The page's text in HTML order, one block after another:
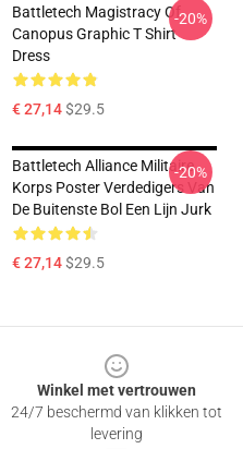
Battletech Magistracy Of
Canopus Graphic T Shirt
Dress
€ 27,14$29.5
-20%
Battletech Alliance Militaire
Korps Poster Verdedigers Van
De Buitenste Bol Een Lijn Jurk
€ 27,14$29.5
-20%
Winkel met vertrouwen
24/7 beschermd van klikken tot
levering